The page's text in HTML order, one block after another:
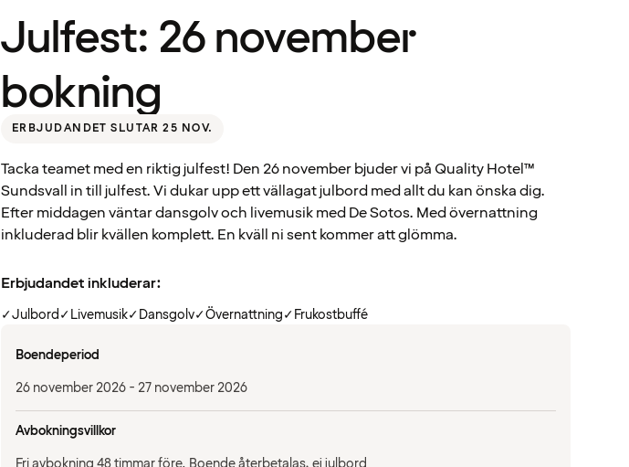
Julfest: 26 november
bokning
ERBJUDANDET SLUTAR 25 NOV.
Tacka teamet med en riktig julfest! Den 26 november bjuder vi på Quality Hotel™
Sundsvall in till julfest. Vi dukar upp ett vällagat julbord med allt du kan önska dig.
Efter middagen väntar dansgolv och livemusik med De Sotos. Med övernattning
inkluderad blir kvällen komplett. En kväll ni sent kommer att glömma.
Erbjudandet inkluderar:
✓Julbord✓Livemusik✓Dansgolv✓Övernattning✓Frukostbuffé
Boendeperiod
26 november 2026 - 27 november 2026
Avbokningsvillkor
Fri avbokning 48 timmar före. Boende återbetalas, ej julbord